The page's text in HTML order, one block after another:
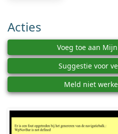
Acties
Voeg toe aan
Suggestie voor
Meld niet